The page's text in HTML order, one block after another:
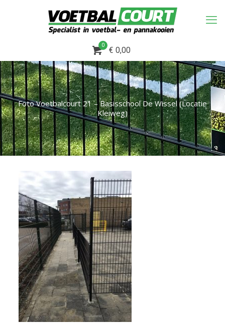
0
€ 0,00
Foto Voetbalcourt 21 – Basisschool De Wissel (Locatie
Kleiweg)